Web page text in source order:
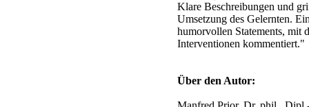
Klare Beschreibungen und
Umsetzung des Gelernten.
humorvollen Statements, mit
Interventionen kommentiert."
Über den Autor: